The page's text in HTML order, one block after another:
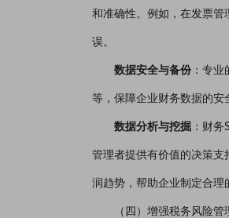
和准确性。例如，在发票管
误。
数据安全与备份：专业
等，保障企业财务数据的安
数据分析与挖掘 ：财
管理者提供有价值的决策支
润趋势，帮助企业制定合理
（四）增强税务风险管